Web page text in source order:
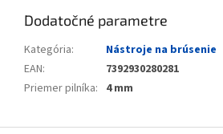
Dodatočné parametre
Kategória:
Nástroje na brúsenie
EAN:
7392930280281
Priemer pilníka: 4 mm